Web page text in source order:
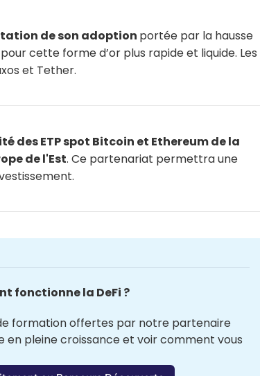
de son adoption portée par la hausse
cette forme d’or plus rapide et liquide. Les
et Tether.
des ETP spot Bitcoin et Ethereum de la
de l'Est. Ce partenariat permettra une
fonctionne la DeFi ?
en pleine croissance et voir comment vous